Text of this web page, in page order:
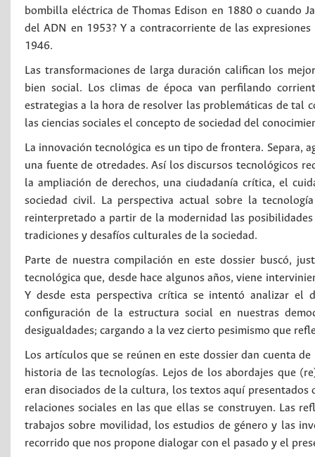
bombilla eléctrica de Thomas Edison en 1880 o cuando
del ADN en 1953? Y a contracorriente de las
1946.
Las transformaciones de larga duración califican los
bien social. Los climas de época van perfilando
estrategias a la hora de resolver las problemáticas de tal
las ciencias sociales el concepto de sociedad del
La innovación tecnológica es un tipo de frontera. Separa,
una fuente de otredades. Así los discursos tecnológicos
la ampliación de derechos, una ciudadanía crítica, el
sociedad civil. La perspectiva actual sobre la
reinterpretado a partir de la modernidad las
tradiciones y desafíos culturales de la sociedad.
Parte de nuestra compilación en este dossier buscó,
tecnológica que, desde hace algunos años, viene
Y desde esta perspectiva crítica se intentó analizar el
configuración de la estructura social en nuestras
desigualdades; cargando a la vez cierto pesimismo que
Los artículos que se reúnen en este dossier dan cuenta
historia de las tecnologías. Lejos de los abordajes que
eran disociados de la cultura, los textos aquí
relaciones sociales en las que ellas se construyen. Las
trabajos sobre movilidad, los estudios de género y las
recorrido que nos propone dialogar con el pasado y el